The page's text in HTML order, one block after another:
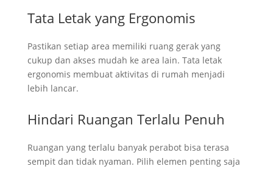
Tata Letak yang Ergonomis
Pastikan setiap area memiliki ruang gerak yang
cukup dan akses mudah ke area lain. Tata letak
ergonomis membuat aktivitas di rumah menjadi
lebih lancar.
Hindari Ruangan Terlalu Penuh
Ruangan yang terlalu banyak perabot bisa terasa
sempit dan tidak nyaman. Pilih elemen penting saja